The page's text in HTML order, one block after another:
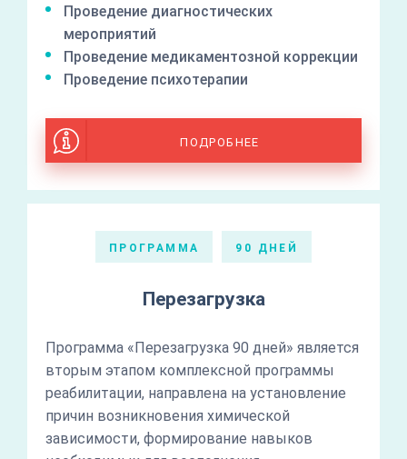
Проведение диагностических
мероприятий
Проведение медикаментозной коррекции
Проведение психотерапии
ПОДРОБНЕЕ
ПРОГРАММА 90 ДНЕЙ
Перезагрузка
Программа «Перезагрузка 90 дней» является
вторым этапом комплексной программы
реабилитации, направлена на установление
причин возникновения химической
зависимости, формирование навыков